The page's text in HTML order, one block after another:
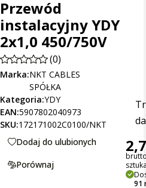
Przewód
instalacyjny YDY
2x1,0 450/750V
(0)
Marka:NKT CABLES
SPÓŁKA
Kategoria:YDY
EAN:5907802040973
SKU:172171002C0100/NKT
Dodaj do ulubionych
Porównaj
91